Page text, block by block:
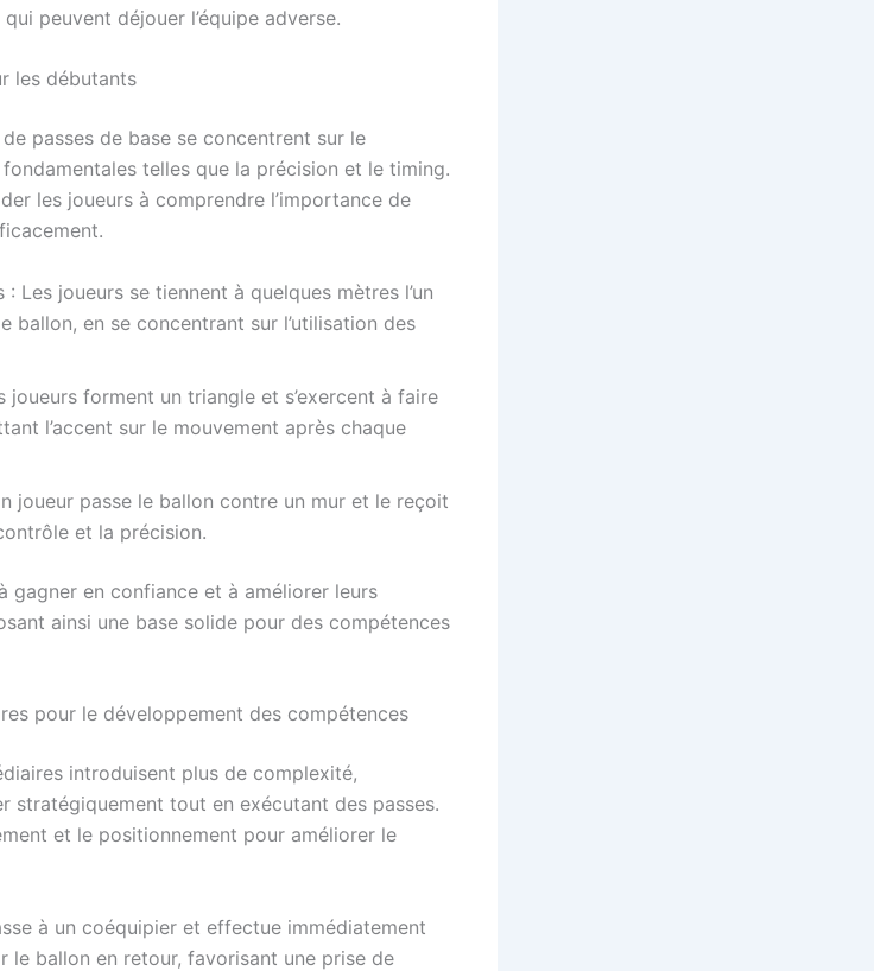
peuvent déjouer l’équipe adverse.
les débutants
passes de base se concentrent sur le
telles que la précision et le timing.
les joueurs à comprendre l’importance de
Les joueurs se tiennent à quelques mètres l’un
ballon, en se concentrant sur l’utilisation des
joueurs forment un triangle et s’exercent à faire
l’accent sur le mouvement après chaque
joueur passe le ballon contre un mur et le reçoit
et la précision.
gagner en confiance et à améliorer leurs
ainsi une base solide pour des compétences
pour le développement des compétences
introduisent plus de complexité,
stratégiquement tout en exécutant des passes.
et le positionnement pour améliorer le
à un coéquipier et effectue immédiatement
le ballon en retour, favorisant une prise de